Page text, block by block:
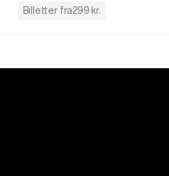
Billetter fra299 kr.